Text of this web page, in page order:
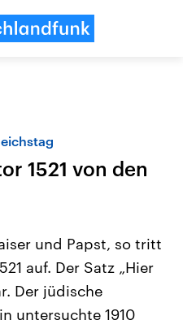
Nahostkonflikt
Aktuelle Lage und
Der Überfall der
1521 von den
und Papst, so tritt
auf. Der Satz „Hier
Der jüdische
untersuchte 1910